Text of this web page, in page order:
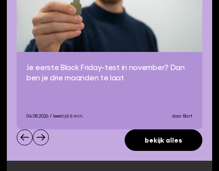
Je eerste Black Friday-test in november? Dan
ben je drie maanden te laat
04 08 2026 / leestijd 6 min. door Bart
bekijk alles